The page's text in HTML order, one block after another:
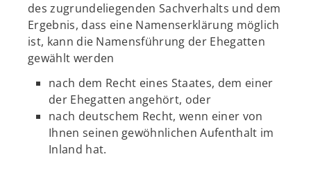
des zugrundeliegenden Sachverhalts und dem
Ergebnis, dass eine Namenserklärung möglich
ist, kann die Namensführung der Ehegatten
gewählt werden
nach dem Recht eines Staates, dem einer
der Ehegatten angehört, oder
nach deutschem Recht, wenn einer von
Ihnen seinen gewöhnlichen Aufenthalt im
Inland hat.